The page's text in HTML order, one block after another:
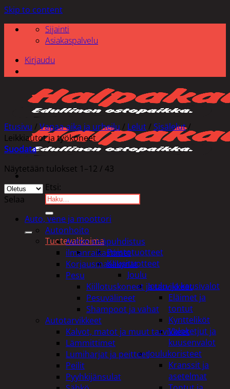
Skip to content
Sijainti
Asiakaspalvelu
Kirjaudu
Etsi:
Tuotevalikoima
Poistotuotteet
Kausituotteet
Joulu
Joulu- ja kausivalot
Eläimet ja
tontut
Kyntteliköt
Valoketjut ja
kuusenvalot
Joulukoristeet
Kranssit ja
asetelmat
Etusivu / Vapaa-aika ja urheilu / Lelut / Sisälelut /
Leikkiautot ja työkoneet
Suodata
Näytetään tulokset 1–12 / 43
Selaa
Auto, vene ja moottori
Autonhoito
Auton sisäpuhdistus
ilmanraikastimet
Korjausmaalikynät
Pesu
Kiillotuskoneet ja tarvikkeet
Pesuvälineet
Shampoot ja vahat
Autotarvikkeet
Kalvot, matot ja muut tarvikkeet
Lämmittimet
Lumiharjat ja peitteet
Peilit
Pyyhkijänsulat